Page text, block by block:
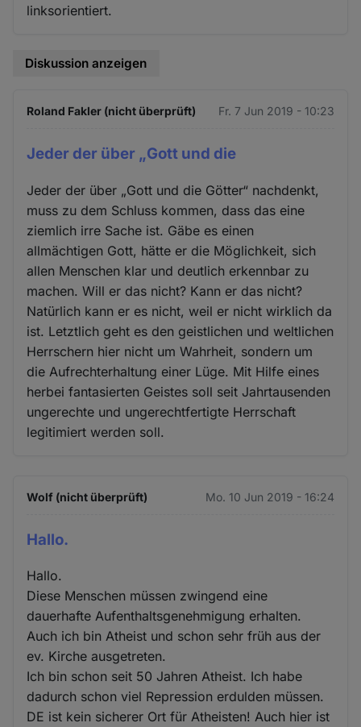
linksorientiert.
Diskussion anzeigen
Roland Fakler (nicht überprüft) Fr. 7 Jun 2019 - 10:23
Jeder der über „Gott und die
Jeder der über „Gott und die Götter“ nachdenkt,
muss zu dem Schluss kommen, dass das eine
ziemlich irre Sache ist. Gäbe es einen
allmächtigen Gott, hätte er die Möglichkeit, sich
allen Menschen klar und deutlich erkennbar zu
machen. Will er das nicht? Kann er das nicht?
Natürlich kann er es nicht, weil er nicht wirklich da
ist. Letztlich geht es den geistlichen und weltlichen
Herrschern hier nicht um Wahrheit, sondern um
die Aufrechterhaltung einer Lüge. Mit Hilfe eines
herbei fantasierten Geistes soll seit Jahrtausenden
ungerechte und ungerechtfertigte Herrschaft
legitimiert werden soll.
Wolf (nicht überprüft) Mo. 10 Jun 2019 - 16:24
Hallo.
Hallo.
Diese Menschen müssen zwingend eine
dauerhafte Aufenthaltsgenehmigung erhalten.
Auch ich bin Atheist und schon sehr früh aus der
ev. Kirche ausgetreten.
Ich bin schon seit 50 Jahren Atheist. Ich habe
dadurch schon viel Repression erdulden müssen.
DE ist kein sicherer Ort für Atheisten! Auch hier ist